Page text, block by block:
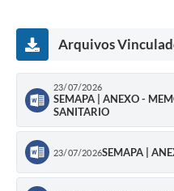
Arquivos
23/07/2026
SEMAPA | ANEXO -
SANITARIO
23/07/2026SEMAPA |